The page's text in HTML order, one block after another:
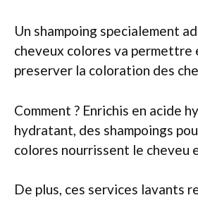
Un shampoing specialement
cheveux colores va
preserver la coloration des
Comment ? Enrichis en acide
hydratant, des shampoings
colores nourrissent le cheveu
De plus, ces services lavants